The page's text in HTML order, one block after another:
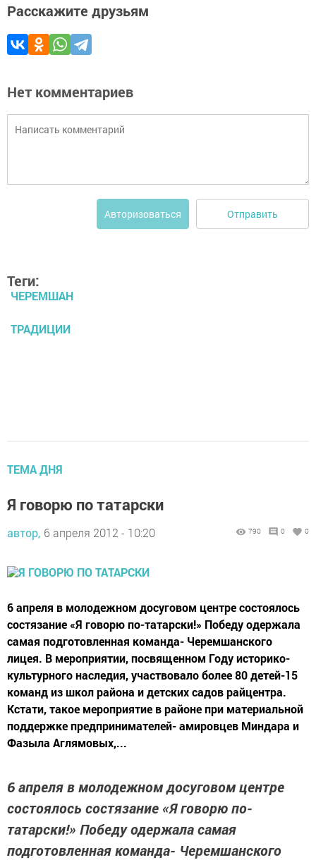
Расскажите друзьям
Нет комментариев
Авторизоваться Отправить
Теги:
ЧЕРЕМШАН
ТРАДИЦИИ
ТЕМА ДНЯ
Я говорю по татарски
автор, 6 апреля 2012 - 10:20 790 0 0
6 апреля в молодежном досуговом центре состоялось
состязание «Я говорю по-татарски!» Победу одержала
самая подготовленная команда- Черемшанского
лицея. В мероприятии, посвященном Году историко-
культурного наследия, участвовало более 80 детей-15
команд из школ района и детских садов райцентра.
Кстати, такое мероприятие в районе при материальной
поддержке предпринимателей- амировцев Миндара и
Фазыла Аглямовых,...
6 апреля в молодежном досуговом центре
состоялось состязание «Я говорю по-
татарски!» Победу одержала самая
подготовленная команда- Черемшанского